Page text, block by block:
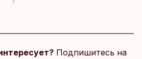
Подпишитесь на